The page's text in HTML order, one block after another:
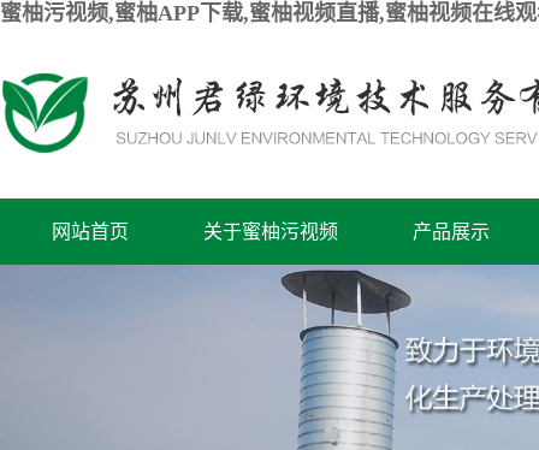
蜜柚污视频,蜜柚APP下载,蜜柚视频直播,蜜柚视频在线
网站首页 关于蜜柚污视频 产品展示